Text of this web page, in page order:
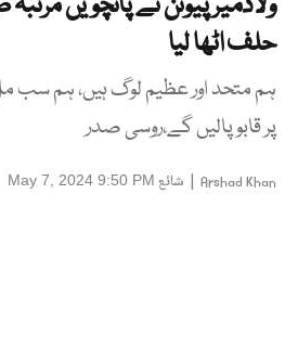
حلف اٹھا لیا
ہم متحد اور عظیم لوگ ہیں، ہم سب مل
پر قابو پالیں گے،روسی صدر
Arshad Khan
| شائع May 7, 2024 9:50 PM